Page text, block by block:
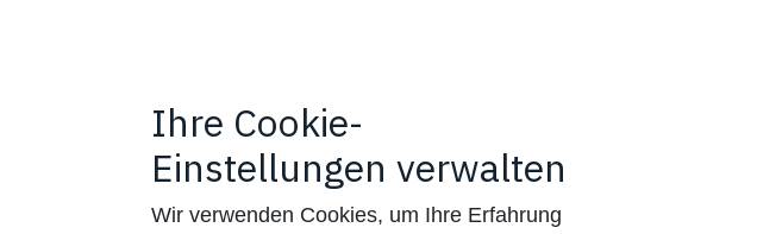
Ihre Cookie-
Einstellungen verwalten
Wir verwenden Cookies, um Ihre Erfahrung